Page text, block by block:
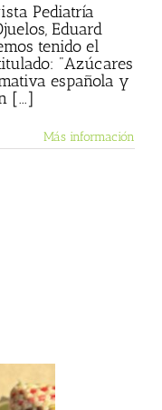
Pediatría
Eduard
tenido el
"Azúcares
española y
[...]
Más información